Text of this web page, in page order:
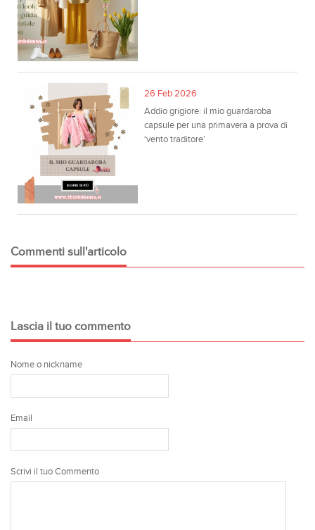
26 Feb 2026
Addio grigiore: il mio guardaroba
capsule per una primavera a prova di
‘vento traditore’
Commenti sull'articolo
Lascia il tuo commento
Nome o nickname
Email
Scrivi il tuo Commento